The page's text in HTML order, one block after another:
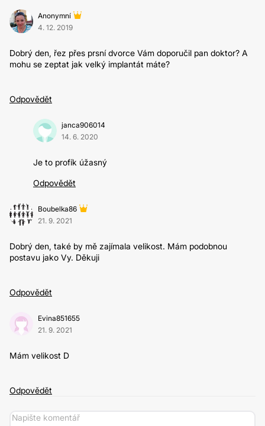
Anonymní
4. 12. 2019
Dobrý den, řez přes prsní dvorce Vám doporučil pan doktor? A
mohu se zeptat jak velký implantát máte?
Odpovědět
janca906014
14. 6. 2020
Je to profík úžasný
Odpovědět
Boubelka86
21. 9. 2021
Dobrý den, také by mě zajímala velikost. Mám podobnou
postavu jako Vy. Děkuji
Odpovědět
Evina851655
21. 9. 2021
Mám velikost D
Odpovědět